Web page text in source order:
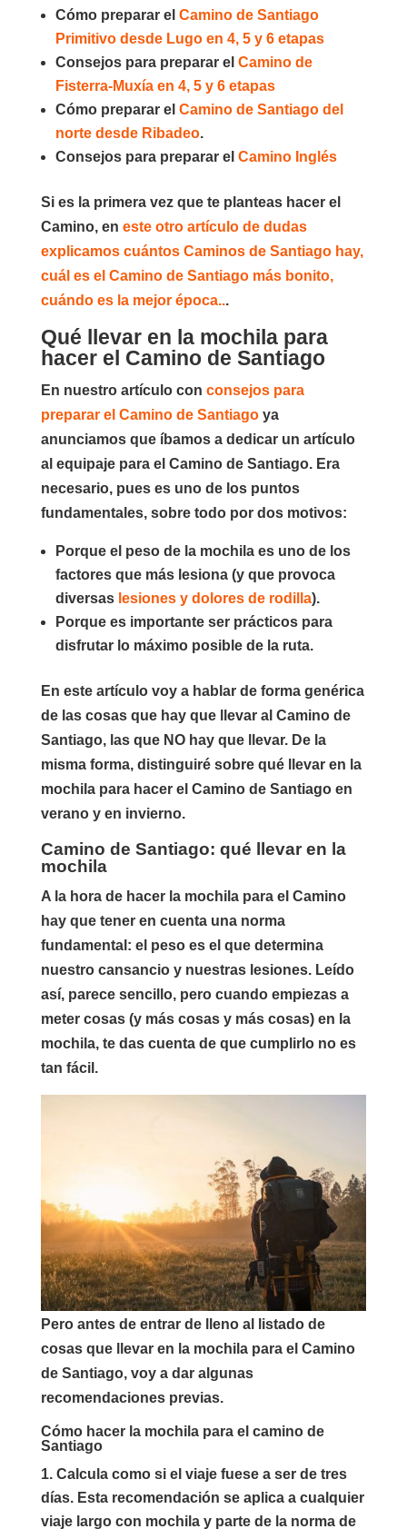
Cómo preparar el Camino de Santiago
Primitivo desde Lugo en 4, 5 y 6 etapas
Consejos para preparar el Camino de
Fisterra-Muxía en 4, 5 y 6 etapas
Cómo preparar el Camino de Santiago del
norte desde Ribadeo.
Consejos para preparar el Camino Inglés
Si es la primera vez que te planteas hacer el
Camino, en este otro artículo de dudas
explicamos cuántos Caminos de Santiago hay,
cuál es el Camino de Santiago más bonito,
cuándo es la mejor época...
Qué llevar en la mochila para
hacer el Camino de Santiago
En nuestro artículo con consejos para
preparar el Camino de Santiagoya
anunciamos que íbamos a dedicar un artículo
al equipaje para el Camino de Santiago. Era
necesario, pues es uno de los puntos
fundamentales, sobre todo por dos motivos:
Porque el peso de la mochila es uno de los
factores que más lesiona (y que provoca
diversaslesiones y dolores de rodilla).
Porque es importante ser prácticos para
disfrutar lo máximo posible de la ruta.
En este artículo voy a hablar de forma genérica
de las cosas que hay que llevar al Camino de
Santiago, las que NO hay que llevar. De la
misma forma, distinguiré sobre qué llevar en la
mochila para hacer el Camino de Santiago en
verano y en invierno.
Camino de Santiago: qué llevar en la
mochila
A la hora de hacer la mochila para el Camino
hay que tener en cuenta una norma
fundamental: el peso es el que determina
nuestro cansancio y nuestras lesiones. Leído
así, parece sencillo, pero cuando empiezas a
meter cosas (y más cosas y más cosas) en la
mochila, te das cuenta de que cumplirlo no es
tan fácil.
Pero antes de entrar de lleno al listado de
cosas que llevar en la mochila para el Camino
de Santiago, voy a dar algunas
recomendaciones previas.
Cómo hacer la mochila para el camino de
Santiago
Calcula como si el viaje fuese a ser de tres
días.Esta recomendación se aplica a cualquier
viaje largo con mochila y parte de la norma de